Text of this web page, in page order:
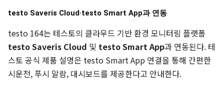
testo Saveris Cloud·testo Smart App과 연동
testo 164는 테스토의 클라우드 기반 환경 모니터링 플랫폼
testo Saveris Cloud 및 testo Smart App과 연동된다. 테
스토 공식 제품 설명은 testo Smart App 연결을 통해 간편한
시운전, 푸시 알람, 대시보드를 제공한다고 안내한다.